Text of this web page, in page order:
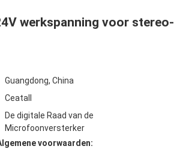
werkspanning voor stereo-
Guangdong, China
Ceatall
De digitale Raad van de
Microfoonversterker
voorwaarden: